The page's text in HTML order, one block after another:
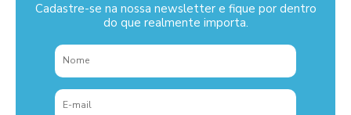
Cadastre-se na nossa newsletter e fique por dentro
do que realmente importa.